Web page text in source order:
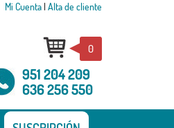
Mi Cuenta| Alta de cliente
0
951 204 209
636 256 550